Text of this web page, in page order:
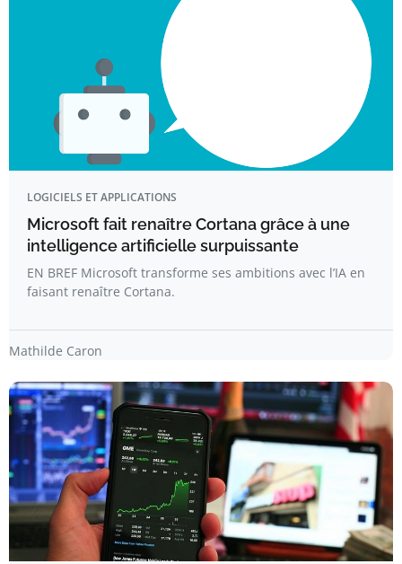
LOGICIELS ET APPLICATIONS
Microsoft fait renaître Cortana grâce à une
intelligence artificielle surpuissante
EN BREF Microsoft transforme ses ambitions avec l’IA en
faisant renaître Cortana.
Mathilde Caron